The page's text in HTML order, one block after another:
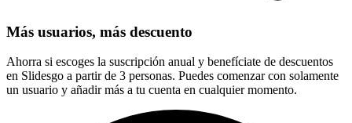
Más usuarios, más descuento
Ahorra si escoges la suscripción anual y benefíciate de descuentos
en Slidesgo a partir de 3 personas. Puedes comenzar con solamente
un usuario y añadir más a tu cuenta en cualquier momento.